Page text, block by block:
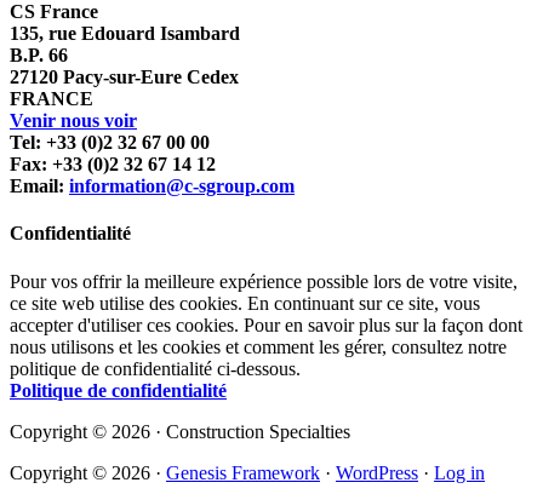
CS France
135, rue Edouard Isambard
B.P. 66
27120 Pacy-sur-Eure Cedex
FRANCE
Venir nous voir
Tel: +33 (0)2 32 67 00 00
Fax: +33 (0)2 32 67 14 12
Email: information@c-sgroup.com
Confidentialité
Pour vos offrir la meilleure expérience possible lors de votre visite,
ce site web utilise des cookies. En continuant sur ce site, vous
accepter d'utiliser ces cookies. Pour en savoir plus sur la façon dont
nous utilisons et les cookies et comment les gérer, consultez notre
politique de confidentialité ci-dessous.
Politique de confidentialité
Copyright © 2026 · Construction Specialties
Copyright © 2026 · Genesis Framework · WordPress · Log in